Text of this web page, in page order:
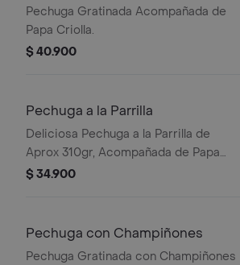
Pechuga Gratinada Acompañada de
Papa Criolla.
$ 40.900
Pechuga a la Parrilla
Deliciosa Pechuga a la Parrilla de
Aprox 310gr, Acompañada de Papa
Criolla
$ 34.900
Pechuga con Champiñones
Pechuga Gratinada con Champiñones